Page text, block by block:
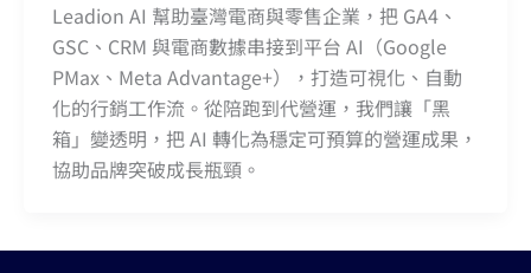
Leadion AI 幫助臺灣電商與零售企業，把 GA4、
GSC、CRM 與電商數據串接到平台 AI（Google
PMax、Meta Advantage+），打造可視化、自動
化的行銷工作流。從陪跑到代營運，我們讓「黑
箱」變透明，把 AI 轉化為穩定可預算的營運成果，
協助品牌突破成長瓶頸。